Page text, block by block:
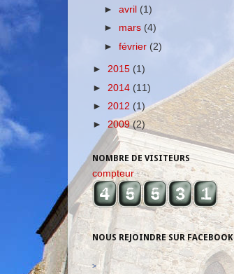
►avril (1)
► mars (4)
►février (2)
► 2015 (1)
► 2014 (11)
► 2012 (1)
► 2009(2)
NOMBRE DE VISITEURS
compteur
NOUS REJOINDRE SUR FACEBOOK
>